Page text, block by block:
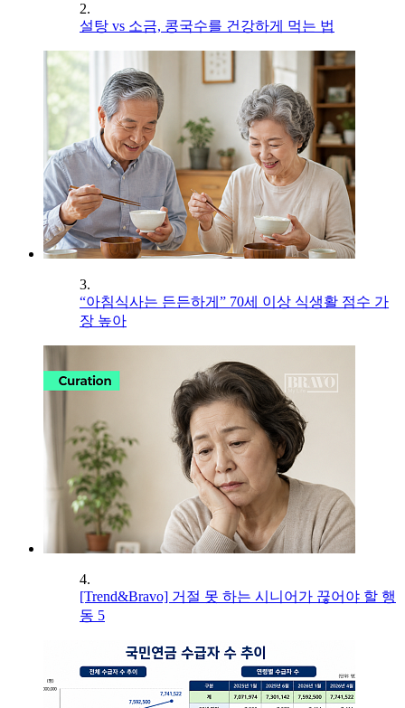
2.
설탕 vs 소금, 콩국수를 건강하게 먹는 법
3.
“아침식사는 든든하게” 70세 이상 식생활 점수 가
장 높아
4.
[Trend&Bravo] 거절 못 하는 시니어가 끊어야 할 행
동 5